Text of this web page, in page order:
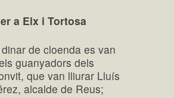
a Elx i Tortosa
de cloenda es van
guanyadors dels
que van lliurar Lluís
alcalde de Reus;